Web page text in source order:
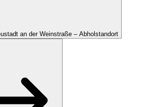
an der Weinstraße – Abholstandort